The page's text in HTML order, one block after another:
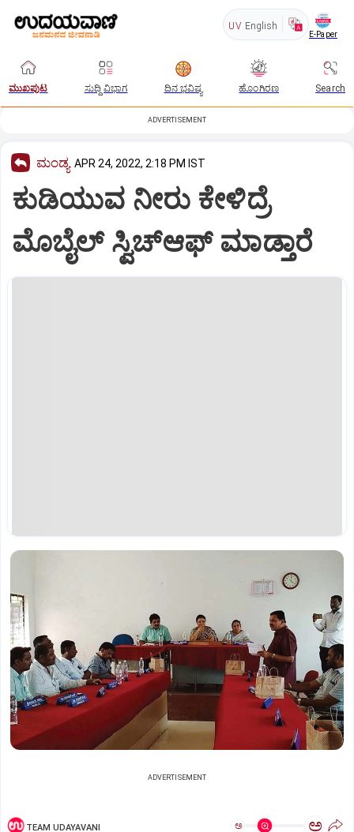
UV English
E-Paper
ಮುಖಪುಟ ಸುದ್ದಿ ವಿಭಾಗ ದಿನ ಭವಿಷ್ಯ ಹೊಂಗಿರಣ Search
ADVERTISEMENT
ಮಂಡ್ಯ APR 24, 2022, 2:18 PM IST
ಕುಡಿಯುವ ನೀರು ಕೇಳಿದ್ರೆ
ಮೊಬೈಲ್‌ ಸ್ವಿಚ್‌ಆಫ್ ಮಾಡ್ತಾರೆ
ADVERTISEMENT
TEAM UDAYAVANI ಅ ಅ